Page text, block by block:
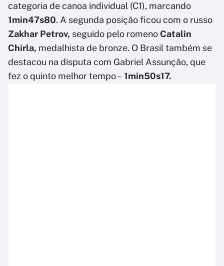
categoria de canoa individual (C1), marcando
1min47s80. A segunda posição ficou com o russo
Zakhar Petrov, seguido pelo romenoCatalin
Chirla, medalhista de bronze. O Brasil também se
destacou na disputa com Gabriel Assunção, que
fez o quinto melhor tempo – 1min50s17.